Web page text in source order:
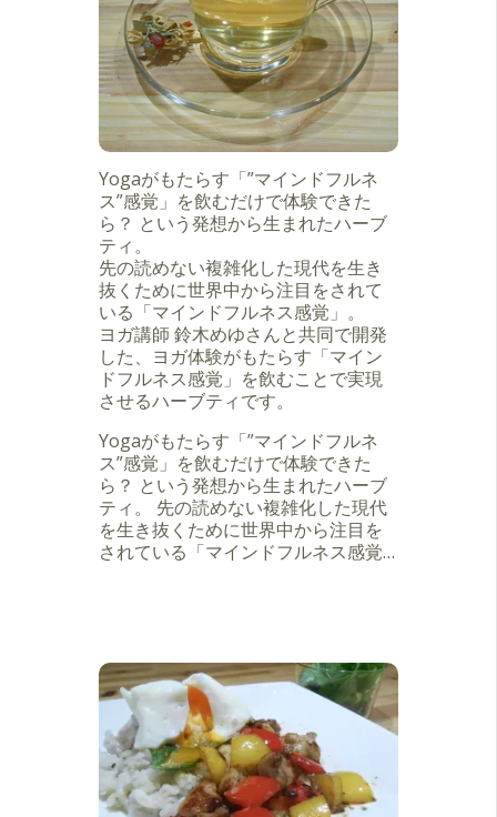
Yogaがもたらす「”マインドフルネ
ス”感覚」を飲むだけで体験できた
ら？ という発想から生まれたハーブ
ティ。
先の読めない複雑化した現代を生き
抜くために世界中から注目をされて
いる「マインドフルネス感覚」。
ヨガ講師 鈴木めゆさんと共同で開発
した、ヨガ体験がもたらす「マイン
ドフルネス感覚」を飲むことで実現
させるハーブティです。
Yogaがもたらす「”マインドフルネ
ス”感覚」を飲むだけで体験できた
ら？ という発想から生まれたハーブ
ティ。 先の読めない複雑化した現代
を生き抜くために世界中から注目を
されている「マインドフルネス感覚…